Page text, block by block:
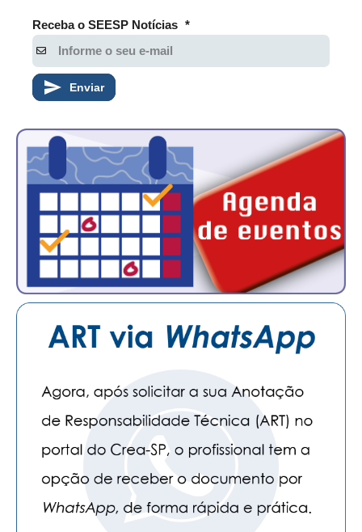
AGENDA
SEESP NOTÍCIAS
FOTOS
PUBLICAÇÕES
MANUAL DE REDAÇÃO
CONTATO
CADASTRO
ATUALIZAÇÃO CADASTRAL
Receba o SEESP Notícias *
Enviar